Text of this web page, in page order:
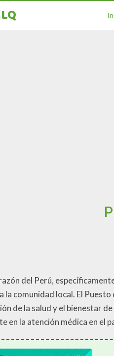
del Perú,
la comunidad local. El
de la salud y el bienestar
en la atención médica en el